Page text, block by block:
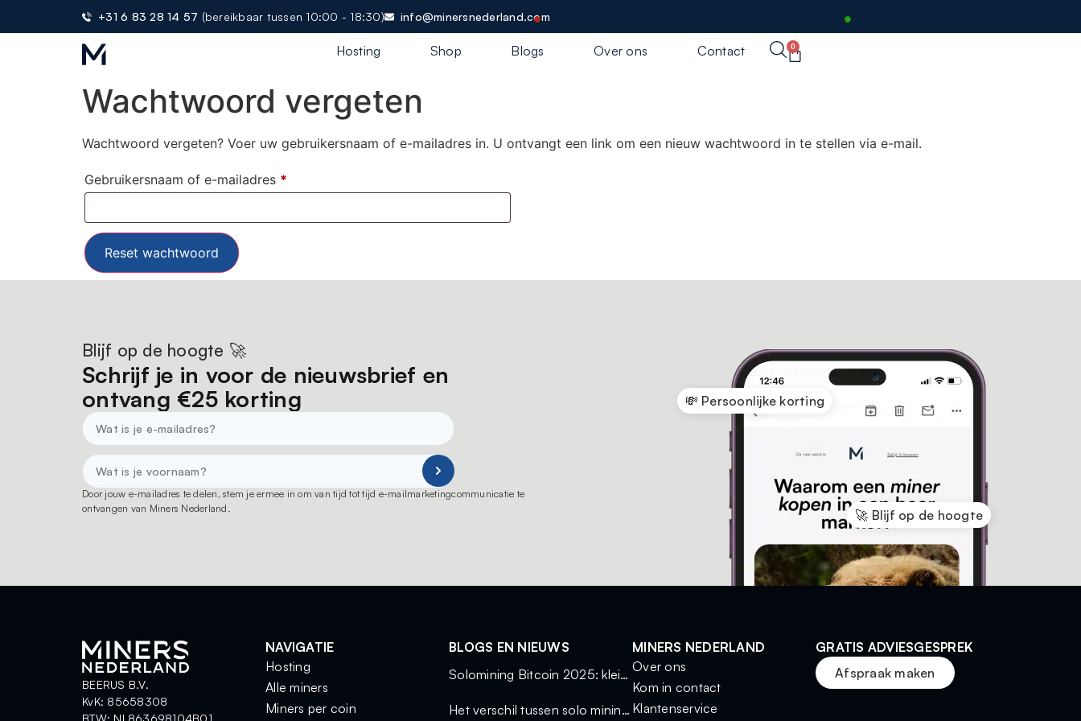
+31 6 83 28 14 57 (bereikbaar tussen 10:00 - 18:30) info@minersnederland.com
Hosting Shop Blogs Over ons Contact 0
Wachtwoord vergeten
Wachtwoord vergeten? Voer uw gebruikersnaam of e-mailadres in. U ontvangt een link om een nieuw wachtwoord in te stellen via e-mail.
Gebruikersnaam of e-mailadres *
Reset wachtwoord
Blijf op de hoogte 🚀
Schrijf je in voor de nieuwsbrief en
ontvang €25 korting
Door jouw e-mailadres te delen, stem je ermee in om van tijd tot tijd e-mailmarketingcommunicatie te
ontvangen van Miners Nederland.
💸 Persoonlijke korting
🚀 Blijf op de hoogte
BEERUS B.V.
KvK: 85658308
BTW: NL863698104B01
NAVIGATIE
Hosting
Alle miners
Miners per coin
BLOGS EN NIEUWS
Solomining Bitcoin 2025: kleine miners, grote kansen
Het verschil tussen solo mining en mining via een pool
MINERS NEDERLAND
Over ons
Kom in contact
Klantenservice
GRATIS ADVIESGESPREK
Afspraak maken